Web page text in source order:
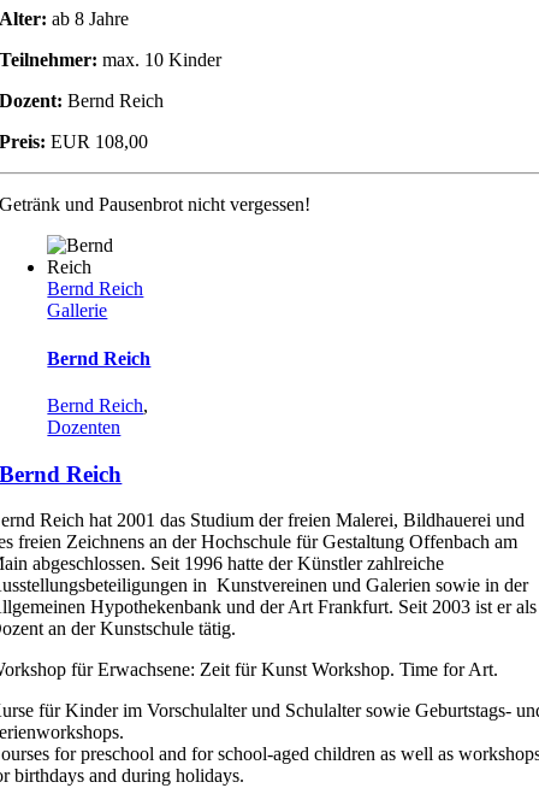
Alter: ab 8 Jahre
Teilnehmer: max. 10 Kinder
Dozent: Bernd Reich
Preis: EUR 108,00
Getränk und Pausenbrot nicht vergessen!
Bernd Reich
Gallerie
Bernd Reich
Bernd Reich,
Dozenten
Bernd Reich
Reich hat 2001 das Studium der freien Malerei, Bildhauerei und
freien Zeichnens an der Hochschule für Gestaltung Offenbach am
abgeschlossen. Seit 1996 hatte der Künstler zahlreiche
in Kunstvereinen und Galerien sowie in der
Hypothekenbank und der Art Frankfurt. Seit 2003 ist er als
an der Kunstschule tätig.
für Erwachsene: Zeit für Kunst Workshop. Time for Art.
für Kinder im Vorschulalter und Schulalter sowie Geburtstags-
for preschool and for school-aged children as well as
birthdays and during holidays.